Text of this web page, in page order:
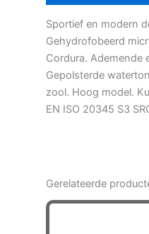
Sportief en modern
Gehydrofobeerd
Cordura. Ademende
Gepolsterde
zool. Hoog model.
EN ISO 20345 S3
Gerelateerde